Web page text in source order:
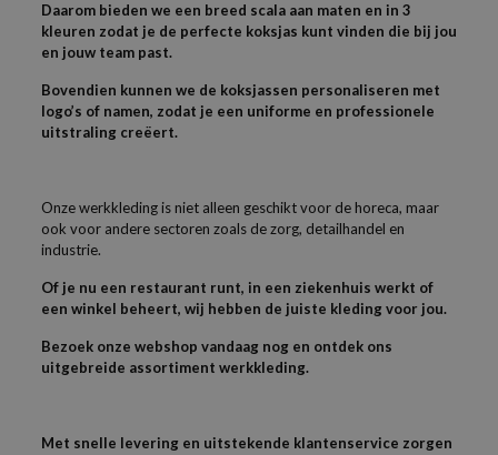
Daarom bieden we een breed scala aan maten en in 3
kleuren zodat je de perfecte koksjas kunt vinden die bij jou
en jouw team past.
Bovendien kunnen we de koksjassen personaliseren met
logo’s of namen, zodat je een uniforme en professionele
uitstraling creëert.
Onze werkkleding is niet alleen geschikt voor de horeca, maar
ook voor andere sectoren zoals de zorg, detailhandel en
industrie.
Of je nu een restaurant runt, in een ziekenhuis werkt of
een winkel beheert, wij hebben de juiste kleding voor jou.
Bezoek onze webshop vandaag nog en ontdek ons
uitgebreide assortiment werkkleding.
Met snelle levering en uitstekende klantenservice zorgen